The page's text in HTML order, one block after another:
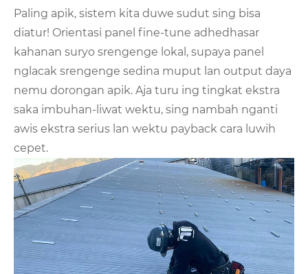
Paling apik, sistem kita duwe sudut sing bisa
diatur! Orientasi panel fine-tune adhedhasar
kahanan suryo srengenge lokal, supaya panel
nglacak srengenge sedina muput lan output daya
nemu dorongan apik. Aja turu ing tingkat ekstra
saka imbuhan-liwat wektu, sing nambah nganti
awis ekstra serius lan wektu payback cara luwih
cepet.